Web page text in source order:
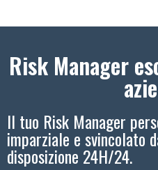
Risk Manager
Il tuo Risk Manager
imparziale e svincolato
disposizione 24H/24.